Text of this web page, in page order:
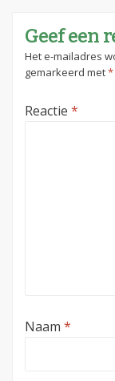
Geef een
Het e-mailadres
gemarkeerd met*
Reactie *
Naam *